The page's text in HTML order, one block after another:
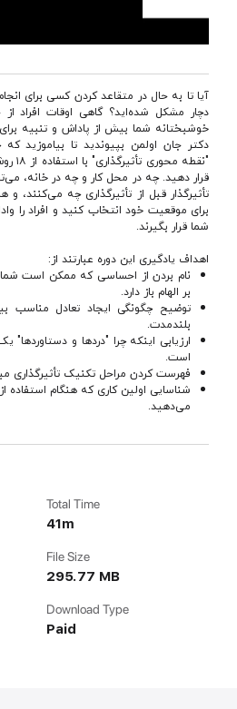
آیا تا به حال در متقاعد کردن کسی برای
دچار مشکل شده‌اید؟ گاهی اوقات افراد
خوشبختانه شما بیش از پاداش و تنبیه برای
دکتر جان اولمن بپیوندید تا بیاموزید که
قرار دهید. چه در محل کار و چه در خانه،
تأثیرگذار قبل از تأثیرگذاری چه می‌کنند،
برای موقعیت خود انتخاب کنید و افراد را
شما قرار بگیرند.
اهداف یادگیری این دوره عبارتند از:
نام بردن از احساسی که ممکن است شما
بر الهام باز دارد.
توضیح چگونگی ایجاد تعادل مناسب
بلندمدت.
ارزیابی اینکه چرا "دردها و دستاوردها"
است.
فهرست کردن مراحل تکنیک تأثیرگذاری
شناسایی اولین کاری که هنگام استفاده
می‌دهید.
Total Time
41m
File Size
295.77 MB
Download Type
Paid